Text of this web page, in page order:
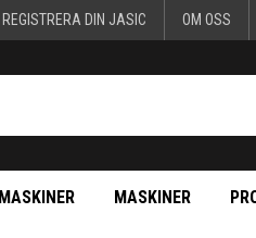
REGISTRERA DIN JASIC OM OSS
MASKINER